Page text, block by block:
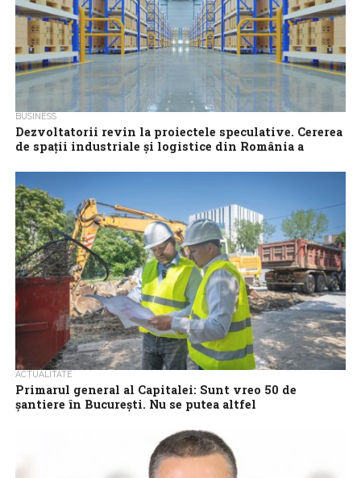
BUSINESS
Dezvoltatorii revin la proiectele speculative. Cererea
de spații industriale și logistice din România a
a ajuns la 8,14 milioane de metri pătrați la finalul lunii iunie,...
ACTUALITATE
Primarul general al Capitalei: Sunt vreo 50 de
şantiere în Bucureşti. Nu se putea altfel
seară, că în Bucureşti sunt aproximativ 50 de şantiere, iar o